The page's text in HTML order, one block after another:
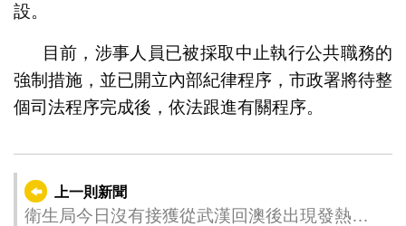
設。
目前，涉事人員已被採取中止執行公共職務的
強制措施，並已開立內部紀律程序，市政署將待整
個司法程序完成後，依法跟進有關程序。
上一則新聞
衛生局今日沒有接獲從武漢回澳後出現發熱及